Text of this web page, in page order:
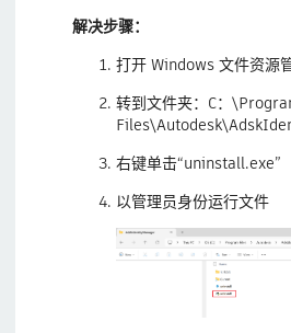
解决步骤：
打开 Windows 文件资源
转到文件夹：C：
右键单击“uninstall.exe”
以管理员身份运行文件